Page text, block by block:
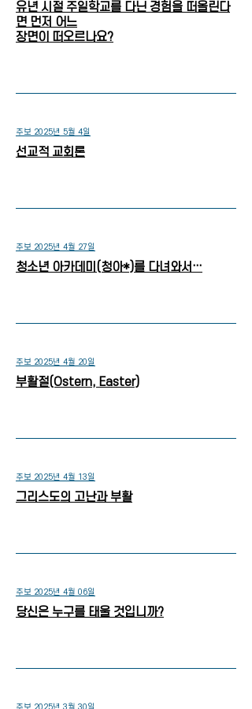
유년 시절 주일학교를 다닌 경험을 떠올린다
면 먼저 어느
장면이 떠오르나요?
주보 2025년 5월 4일
선교적 교회론
주보 2025년 4월 27일
청소년 아카데미(청아*)를 다녀와서…
주보 2025년 4월 20일
부활절(Ostern, Easter)
주보 2025년 4월 13일
그리스도의 고난과 부활
주보 2025년 4월 06일
당신은 누구를 태울 것입니까?